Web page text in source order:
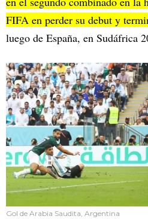
FIFA en perder su debut y
luego de España, en Sudáfrica
Gol de Arabia Saudita, Argentina